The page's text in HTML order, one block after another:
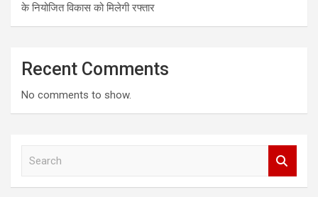
के नियोजित विकास को मिलेगी रफ्तार
Recent Comments
No comments to show.